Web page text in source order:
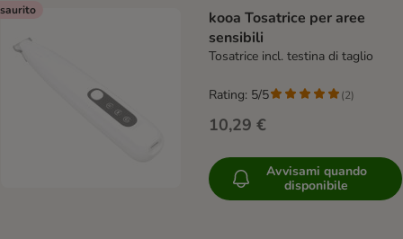
kooa Tosatrice per aree
sensibili
Tosatrice incl. testina di taglio
10,29 €
Rating: 5/5 (2)
Avvisami quando
disponibile